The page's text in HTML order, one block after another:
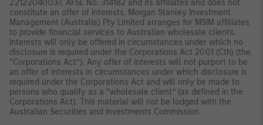
22122040037, AFSL No. 314182 and its affiliates and does not
constitute an offer of interests. Morgan Stanley Investment
Management (Australia) Pty Limited arranges for MSIM affiliates
to provide financial services to Australian wholesale clients.
Interests will only be offered in circumstances under which no
disclosure is required under the Corporations Act 2001 (Cth) (the
“Corporations Act”). Any offer of interests will not purport to be
an offer of interests in circumstances under which disclosure is
required under the Corporations Act and will only be made to
persons who qualify as a “wholesale client” (as defined in the
Corporations Act). This material will not be lodged with the
Australian Securities and Investments Commission.